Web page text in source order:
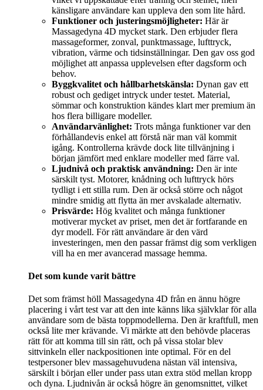
känsligare användare kan uppleva den som lite hård.
Funktioner och justeringsmöjligheter: Här är
Massagedyna 4D mycket stark. Den erbjuder flera
massageformer, zonval, punktmassage, lufttryck,
vibration, värme och tidsinställningar. Den gav oss god
möjlighet att anpassa upplevelsen efter dagsform och
behov.
Byggkvalitet och hållbarhetskänsla: Dynan gav ett
robust och gediget intryck under testet. Material,
sömmar och konstruktion kändes klart mer premium än
hos flera billigare modeller.
Användarvänlighet: Trots många funktioner var den
förhållandevis enkel att förstå när man väl kommit
igång. Kontrollerna krävde dock lite tillvänjning i
början jämfört med enklare modeller med färre val.
Ljudnivå och praktisk användning: Den är inte
särskilt tyst. Motorer, knådning och lufttryck hörs
tydligt i ett stilla rum. Den är också större och något
mindre smidig att flytta än mer avskalade alternativ.
Prisvärde: Hög kvalitet och många funktioner
motiverar mycket av priset, men det är fortfarande en
dyr modell. För rätt användare är den värd
investeringen, men den passar främst dig som verkligen
vill ha en mer avancerad massage hemma.
Det som kunde varit bättre
Det som främst höll Massagedyna 4D från en ännu högre
placering i vårt test var att den inte känns lika självklar för alla
användare som de bästa toppmodellerna. Den är kraftfull, men
också lite mer krävande. Vi märkte att den behövde placeras
rätt för att komma till sin rätt, och på vissa stolar blev
sittvinkeln eller nackpositionen inte optimal. För en del
testpersoner blev massagehuvudena nästan väl intensiva,
särskilt i början eller under pass utan extra stöd mellan kropp
och dyna. Ljudnivån är också högre än genomsnittet, vilket